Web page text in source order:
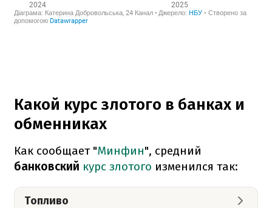
Какой курс злотого в банках и
обменниках
Как сообщает "Минфин", средний
банковский курс злотого изменился так:
Топливо